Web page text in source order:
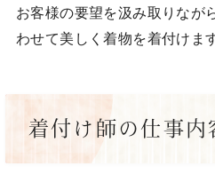
お客様の要望を汲み取りなが
わせて美しく着物を着付けま
着付け師の仕事内